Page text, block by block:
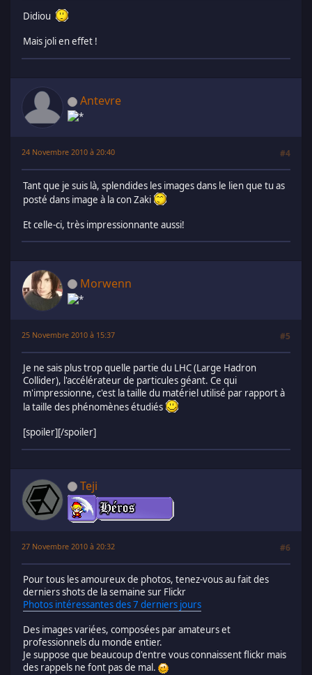
Didiou
Mais joli en effet !
Antevre
24 Novembre 2010 à 20:40 #4
Tant que je suis là, splendides les images dans le lien que tu as
posté dans image à la con Zaki
Et celle-ci, très impressionnante aussi!
Morwenn
25 Novembre 2010 à 15:37 #5
Je ne sais plus trop quelle partie du LHC (Large Hadron
Collider), l'accélérateur de particules géant. Ce qui
m'impressionne, c'est la taille du matériel utilisé par rapport à
la taille des phénomènes étudiés
[spoiler][/spoiler]
Teji
27 Novembre 2010 à 20:32 #6
Pour tous les amoureux de photos, tenez-vous au fait des
derniers shots de la semaine sur Flickr
Photos intéressantes des 7 derniers jours
Des images variées, composées par amateurs et
professionnels du monde entier.
Je suppose que beaucoup d'entre vous connaissent flickr mais
des rappels ne font pas de mal.